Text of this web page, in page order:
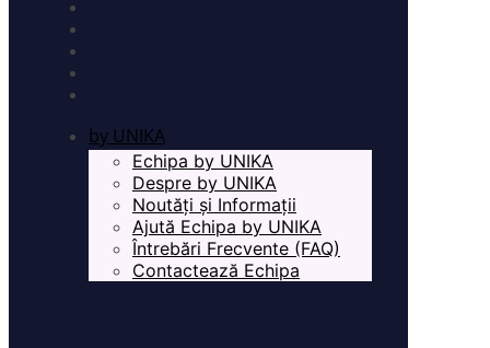
by UNIKA
Echipa by UNIKA
Despre by UNIKA
Noutăți și Informații
Ajută Echipa by UNIKA
Întrebări Frecvente (FAQ)
Contactează Echipa